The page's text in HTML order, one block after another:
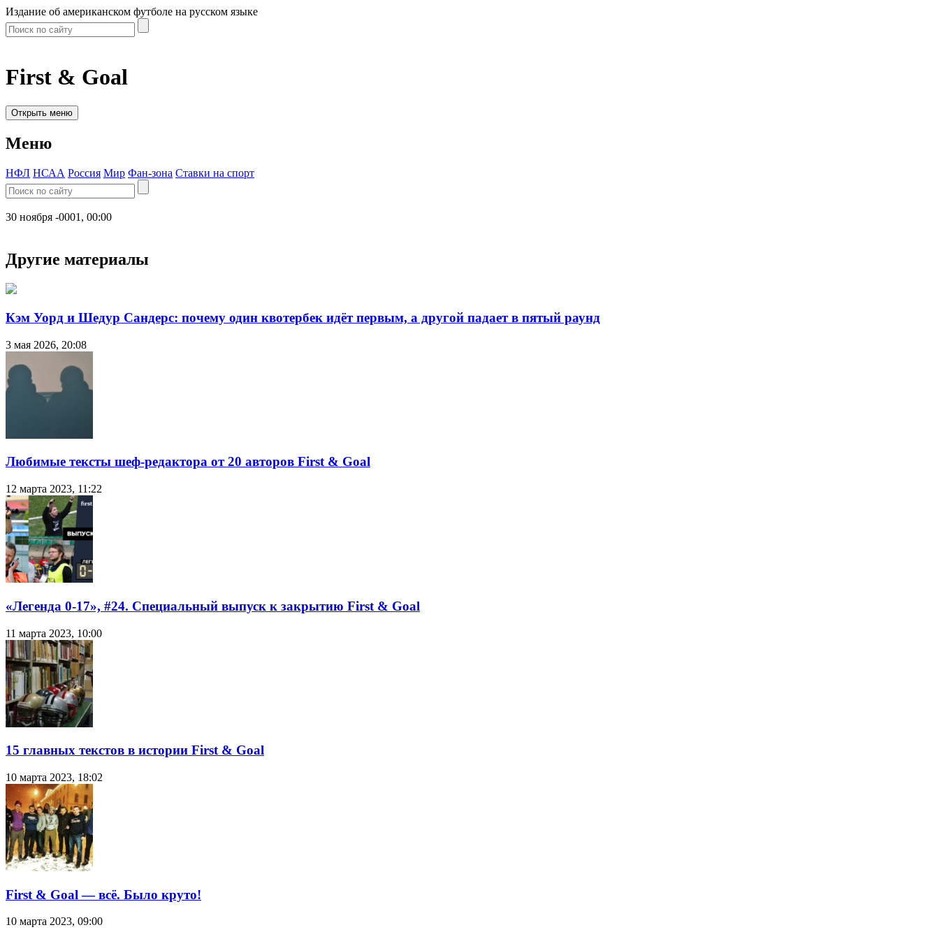
Издание об американском футболе на русском языке
First & Goal
Открыть меню
Меню
НФЛ НСАА Россия Мир Фан-зона Ставки на спорт
30 ноября -0001, 00:00
Другие материалы
Кэм Уорд и Шедур Сандерс: почему один квотербек идёт первым, а другой падает в пятый раунд
3 мая 2026, 20:08
Любимые тексты шеф-редактора от 20 авторов First & Goal
12 марта 2023, 11:22
«Легенда 0-17», #24. Специальный выпуск к закрытию First & Goal
11 марта 2023, 10:00
15 главных текстов в истории First & Goal
10 марта 2023, 18:02
First & Goal — всё. Было круто!
10 марта 2023, 09:00